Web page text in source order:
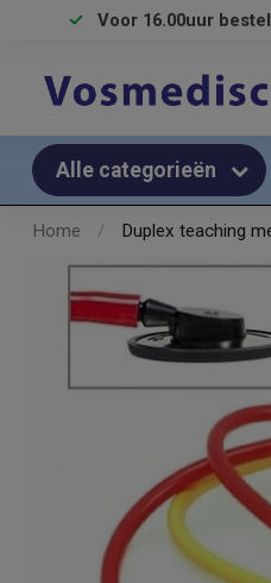
Voor 16.00uur
Alle categorieën
Home / Duplex teaching